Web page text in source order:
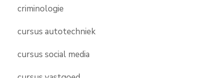
criminologie
cursus autotechniek
cursus social media